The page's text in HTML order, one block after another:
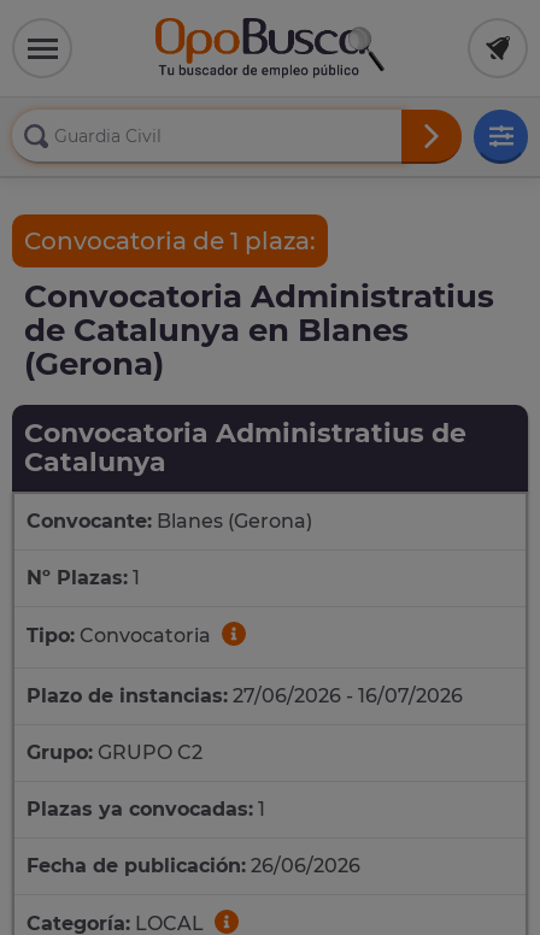
Convocatoria de 1 plaza:
Convocatoria Administratius
de Catalunya en Blanes
(Gerona)
Convocatoria Administratius de
Catalunya
Convocante: Blanes (Gerona)
Nº Plazas: 1
Tipo: Convocatoria
Plazo de instancias: 27/06/2026 - 16/07/2026
Grupo: GRUPO C2
Plazas ya convocadas: 1
Fecha de publicación: 26/06/2026
Categoría: LOCAL